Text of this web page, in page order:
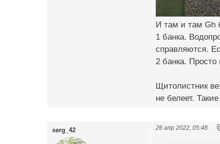
И там и там Gh
1 банка.
справляются.
2 банка. Просто
Щитолистник
не белеет.
serg_42 26 апр 2022, 05:48